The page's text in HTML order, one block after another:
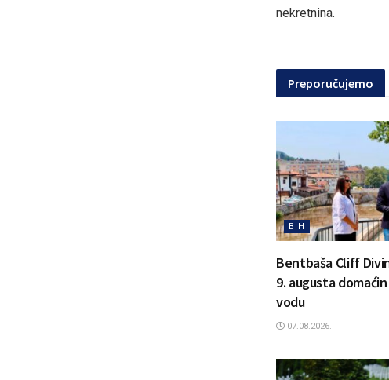
nekretnina.
Preporučujemo
BIH
Bentbaša Cliff
9. augusta
vodu
07.08.2026.